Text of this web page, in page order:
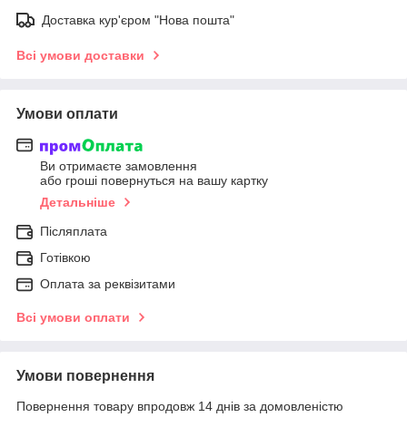
Доставка кур'єром "Нова пошта"
Всі умови доставки
Умови оплати
Ви отримаєте замовлення
або гроші повернуться на вашу картку
Детальніше
Післяплата
Готівкою
Оплата за реквізитами
Всі умови оплати
Умови повернення
Повернення товару впродовж 14 днів за домовленістю